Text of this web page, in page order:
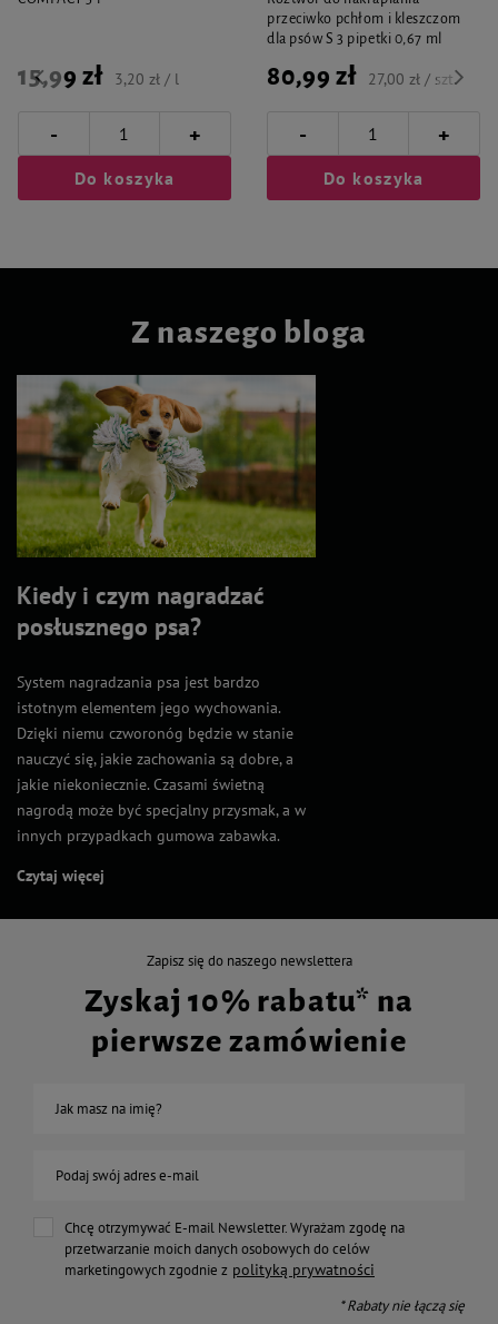
15,99 zł 3,20 zł / l
- +
Do koszyka
przeciwko pchłom i kleszczom
dla psów S 3 pipetki 0,67 ml
80,99 zł 27,00 zł / szt.
- +
Do koszyka
Z naszego bloga
Kiedy i czym nagradzać
posłusznego psa?
System nagradzania psa jest bardzo
istotnym elementem jego wychowania.
Dzięki niemu czworonóg będzie w stanie
nauczyć się, jakie zachowania są dobre, a
jakie niekoniecznie. Czasami świetną
nagrodą może być specjalny przysmak, a w
innych przypadkach gumowa zabawka.
Czytaj więcej
Zapisz się do naszego newslettera
Zyskaj 10% rabatu* na
pierwsze zamówienie
Jak masz na imię?
Podaj swój adres e-mail
Chcę otrzymywać E-mail Newsletter. Wyrażam zgodę na
przetwarzanie moich danych osobowych do celów
marketingowych zgodnie z polityką prywatności
* Rabaty nie łączą się